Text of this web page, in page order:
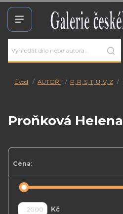
Úvod AUTOŘI P, R, S, T, U, V, Z
Proňková Helena
Cena:
Kč